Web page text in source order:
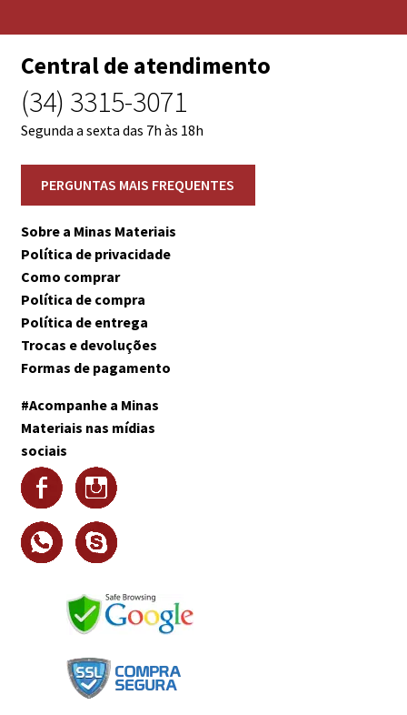
Central de atendimento
(34) 3315-3071
Segunda a sexta das 7h às 18h
Sobre a Minas Materiais
Política de privacidade
Como comprar
Política de compra
Política de entrega
Trocas e devoluções
Formas de pagamento
#Acompanhe a Minas
Materiais nas mídias
sociais